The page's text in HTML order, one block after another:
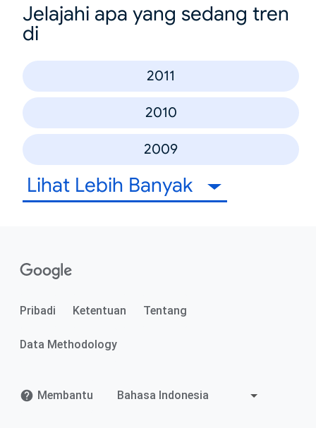
Jelajahi apa yang sedang tren
di
2011
2010
2009
Lihat Lebih Banyak
Pribadi Ketentuan Tentang
Data Methodology
Membantu